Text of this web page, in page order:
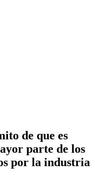
de que es
parte de los
por la industria